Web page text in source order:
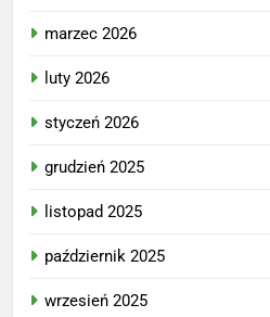
marzec 2026
luty 2026
styczeń 2026
grudzień 2025
listopad 2025
październik 2025
wrzesień 2025